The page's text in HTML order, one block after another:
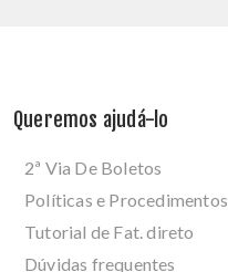
Queremos ajudá-lo
2ª Via De Boletos
Políticas e Procedimentos
Tutorial de Fat. direto
Dúvidas frequentes